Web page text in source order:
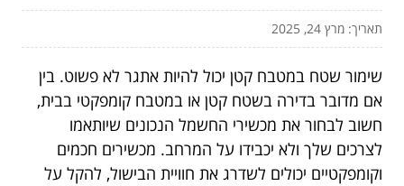
תאריך: מרץ 24, 2025
שימור שטח במטבח קטן יכול להיות אתגר לא פשוט. בין
אם מדובר בדירה בשטח קטן או במטבח קומפקטי בבית,
חשוב לבחור את מכשירי החשמל הנכונים שיותאמו
לצרכים שלך ולא יכבידו על המרחב. מכשירים חכמים
וקומפקטיים יכולים לשדרג את חוויית הבישול, להקל על